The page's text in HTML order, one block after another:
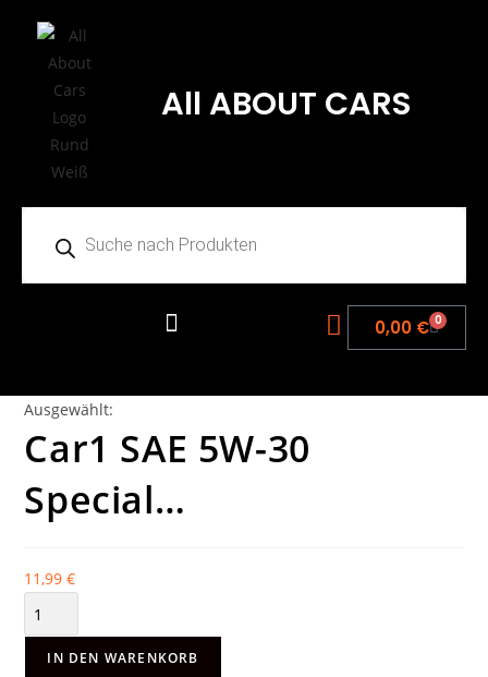
All ABOUT CARS
0,00 € 0
Ausgewählt:
Car1 SAE 5W-30
Special…
11,99€
IN DEN WARENKORB